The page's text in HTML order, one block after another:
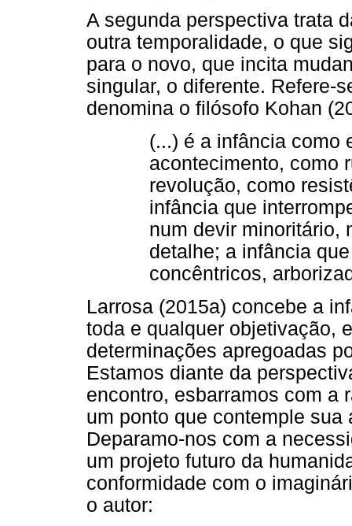
A segunda perspectiva trata
outra temporalidade, o que
para o novo, que incita
singular, o diferente. Refere-
denomina o filósofo Kohan
(...) é a infância como
acontecimento, como
revolução, como
infância que
num devir minoritário,
detalhe; a infância
concêntricos,
Larrosa (2015a) concebe a
toda e qualquer objetivação,
determinações apregoadas
Estamos diante da
encontro, esbarramos com a
um ponto que contemple
Deparamo-nos com a
um projeto futuro da
conformidade com o
o autor: